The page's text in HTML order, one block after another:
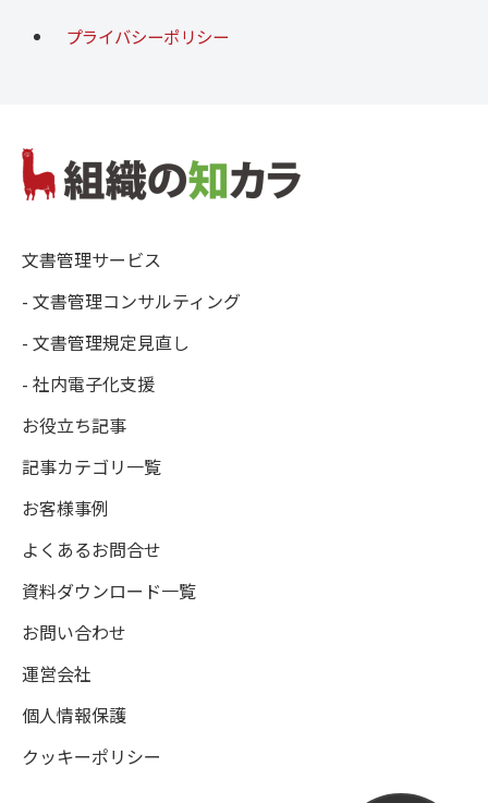
プライバシーポリシー
文書管理サービス
- 文書管理コンサルティング
- 文書管理規定見直し
- 社内電子化支援
お役立ち記事
記事カテゴリ一覧
お客様事例
よくあるお問合せ
資料ダウンロード一覧
お問い合わせ
運営会社
個人情報保護
クッキーポリシー